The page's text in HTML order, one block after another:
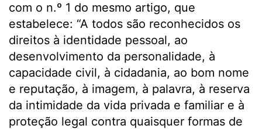
com o n.º 1 do mesmo artigo, que
estabelece: “A todos são reconhecidos os
direitos à identidade pessoal, ao
desenvolvimento da personalidade, à
capacidade civil, à cidadania, ao bom nome
e reputação, à imagem, à palavra, à reserva
da intimidade da vida privada e familiar e à
proteção legal contra quaisquer formas de